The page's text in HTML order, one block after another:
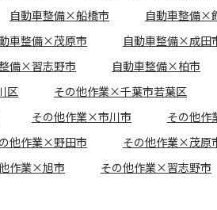
自動車整備×船橋市
自動車整備×
車整備×茂原市
自動車整備×成田
備×習志野市
自動車整備×柏市
区
その他作業×千葉市若葉区
その他作業×市川市
その他
他作業×野田市
その他作業×茂原
作業×旭市
その他作業×習志野市